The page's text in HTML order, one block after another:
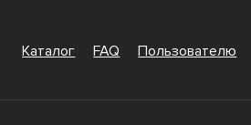
Каталог FAQ Пользователю